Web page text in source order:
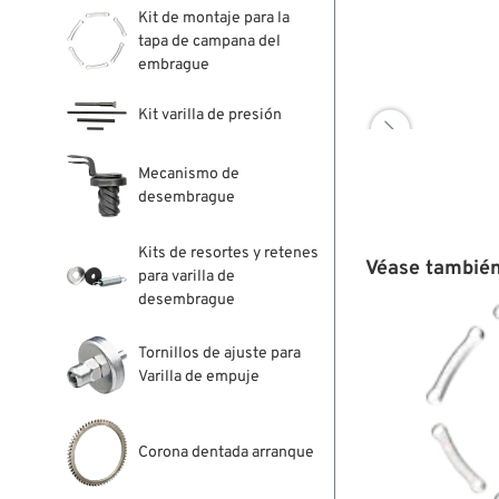
Kit de montaje para la
tapa de campana del
embrague
Kit varilla de presión
Mecanismo de
desembrague
Kits de resortes y retenes
para varilla de
desembrague
Tornillos de ajuste para
Varilla de empuje
Corona dentada arranque

Véase